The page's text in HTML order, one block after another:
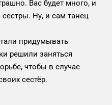
Вас будет много, и
Ну, и сам танец
придумывать
решили заняться
чтобы в случае
сестёр.